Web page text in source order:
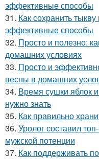
эффективные способы
31. Как сохранить
эффективные способы
32. Просто и полезно:
домашних условиях
33. Просто и
весны в домашних
34. Время сушки яблок
нужно знать
35. Как правильно
36. Уролог составил
мужской потенции
37. Как поддерживать